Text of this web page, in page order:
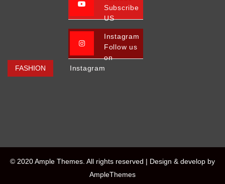
FASHION
Subscribe
US
Instagram
Follow us
on
Instagram
© 2020 Ample Themes. All rights reserved | Design & develop by
AmpleThemes